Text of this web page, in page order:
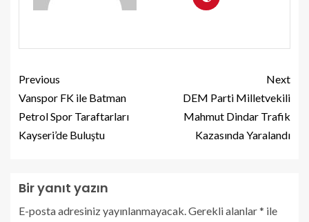
Previous
Vanspor FK ile Batman
Petrol Spor Taraftarları
Kayseri’de Buluştu
Next
DEM Parti Milletvekili
Mahmut Dindar Trafik
Kazasında Yaralandı
Bir yanıt yazın
E-posta adresiniz yayınlanmayacak.Gerekli alanlar* ile